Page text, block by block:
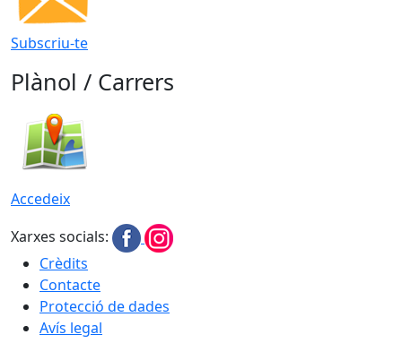
Subscriu-te
Plànol / Carrers
Accedeix
Xarxes socials:
Crèdits
Contacte
Protecció de dades
Avís legal